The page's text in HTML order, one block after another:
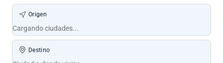
Origen
Destino